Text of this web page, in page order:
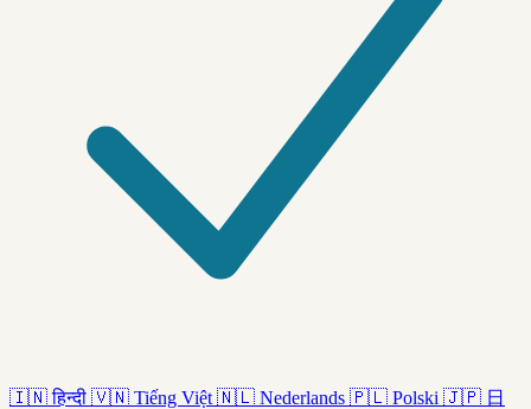
🇮🇳 हिन्दी 🇻🇳 Tiếng Việt 🇳🇱 Nederlands 🇵🇱 Polski 🇯🇵 日